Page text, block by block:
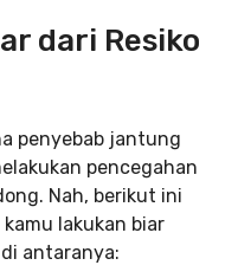
dari Resiko
penyebab jantung
pencegahan
Nah, berikut ini
lakukan biar
antaranya: